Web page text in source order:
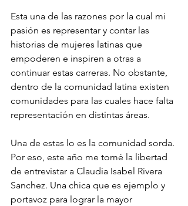
Esta una de las razones por la cual mi
pasión es representar y contar las
historias de mujeres latinas que
empoderen e inspiren a otras a
continuar estas carreras. No obstante,
dentro de la comunidad latina existen
comunidades para las cuales hace falta
representación en distintas áreas.
Una de estas lo es la comunidad sorda.
Por eso, este año me tomé la libertad
de entrevistar a Claudia Isabel Rivera
Sanchez. Una chica que es ejemplo y
portavoz para lograr la mayor